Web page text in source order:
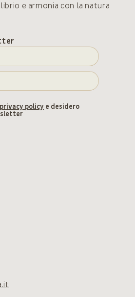
e armonia con la natura
privacy policy e desidero